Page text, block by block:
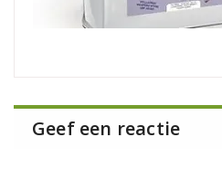
Geef een reactie